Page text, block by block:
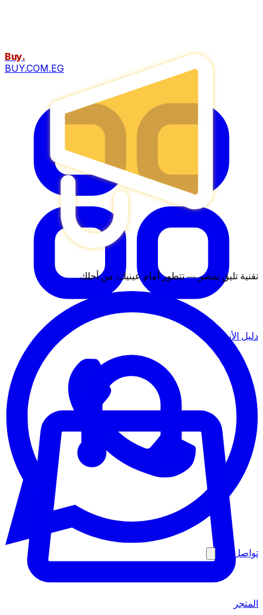
تقنية تليق بمصر — تتطور أمام عينيك، من أجلك
تواصل معنا
Buy.
BUY.COM.EG
دليل الأنشطة
المتجر